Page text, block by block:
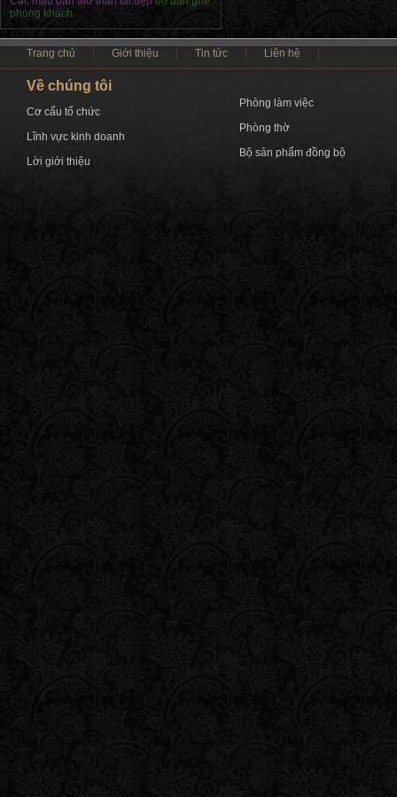
phòng khách
Trang chủ Giới thiệu Tin tức Liên hệ
Về chúng tôi
Cơ cấu tổ chức
Lĩnh vực kinh doanh
Lời giới thiệu
Phòng làm việc
Phòng thờ
Bộ sản phẩm đồng bộ